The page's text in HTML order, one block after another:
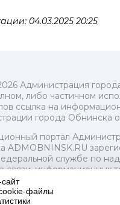
04.03.2025 20:25
Администрация
либо частичном
ссылка на
города Обнинска
портал
ADMOBNINSK.RU
службе по
связи, информационных
коммуникаций
2018 года.
о регистрации Эл №
файлы